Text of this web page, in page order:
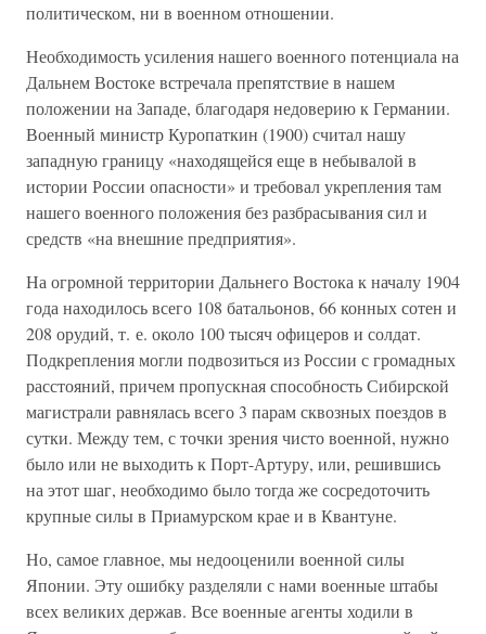
политическом, ни в военном отношении.
Необходимость усиления нашего военного потенциала на
Дальнем Востоке встречала препятствие в нашем
положении на Западе, благодаря недоверию к Германии.
Военный министр Куропаткин (1900) считал нашу
западную границу «находящейся еще в небывалой в
истории России опасности» и требовал укрепления там
нашего военного положения без разбрасывания сил и
средств «на внешние предприятия».
На огромной территории Дальнего Востока к началу 1904
года находилось всего 108 батальонов, 66 конных сотен и
208 орудий, т. е. около 100 тысяч офицеров и солдат.
Подкрепления могли подвозиться из России с громадных
расстояний, причем пропускная способность Сибирской
магистрали равнялась всего 3 парам сквозных поездов в
сутки. Между тем, с точки зрения чисто военной, нужно
было или не выходить к Порт-Артуру, или, решившись
на этот шаг, необходимо было тогда же сосредоточить
крупные силы в Приамурском крае и в Квантуне.
Но, самое главное, мы недооценили военной силы
Японии. Эту ошибку разделяли с нами военные штабы
всех великих держав. Все военные агенты ходили в